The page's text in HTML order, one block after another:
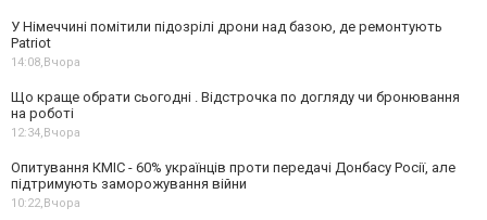
У Німеччині помітили підозрілі дрони над базою, де ремонтують
Patriot
14:08,Вчора
Що краще обрати сьогодні . Відстрочка по догляду чи бронювання
на роботі
12:34,Вчора
Опитування КМІС - 60% українців проти передачі Донбасу Росії, але
підтримують заморожування війни
10:22,Вчора